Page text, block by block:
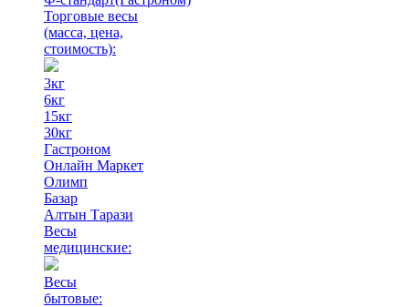
Торговые весы
(масса, цена,
стоимость):
3кг
6кг
15кг
30кг
Гастроном
Онлайн Маркет
Олимп
Базар
Алтын Тарази
Весы
медицинские:
Весы
бытовые: